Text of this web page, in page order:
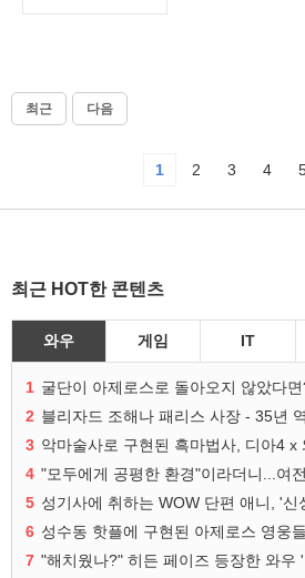
최근 다음
1 2 3 4
최근 HOT한 콘텐츠
와우 게임 IT
1 굴단이 아제로스로 돌아오지 않았다
2 블리자드 조해나 패리스 사장 - 35년
3 악마술사로 구현된 흑마법사, 디아4 x
4 "모두에게 공평한 환경"이라더니...여
5 성기사에 취하는 WOW 단편 애니, '신
6
7